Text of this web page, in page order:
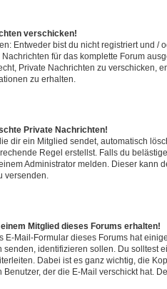
verschicken!
Entweder bist du nicht registriert und /
für das komplette Forum
Private Nachrichten zu verschicken,
zu erhalten.
Private Nachrichten!
dir ein Mitglied sendet, automatisch
Regel erstellst. Falls du
Administrator melden. Dieser kann
versenden.
Mitglied dieses Forums erhalten!
E-Mail-Formular dieses Forums hat
senden, identifizieren sollen. Du solltest
Dabei ist es ganz wichtig, die
der die E-Mail verschickt hat.